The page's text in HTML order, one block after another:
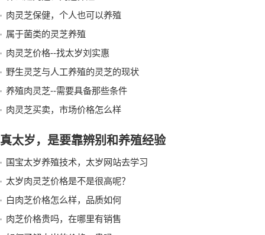
肉灵芝保健，个人也可以养殖
属于菌类的灵芝养殖
肉灵芝价格--找太岁刘实惠
野生灵芝与人工养殖的灵芝的现状
养殖肉灵芝--需要具备那些条件
肉灵芝买卖，市场价格怎么样
真太岁，是要靠辨别和养殖经验
国宝太岁养殖技术，太岁网站去学习
太岁肉灵芝价格是不是很高呢？
白肉芝价格怎么样，品质如何
肉芝价格贵吗，在哪里有销售